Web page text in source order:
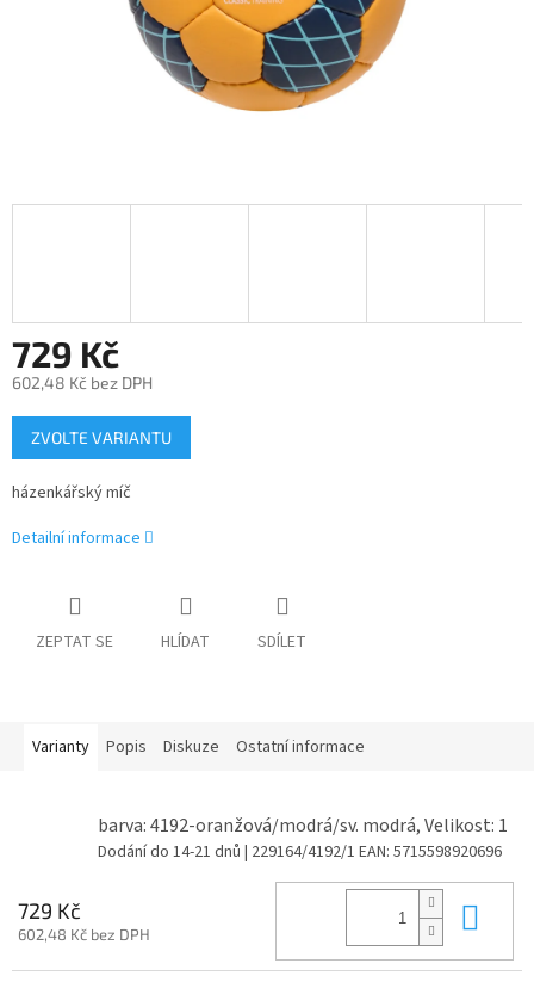
729 Kč
602,48 Kč bez DPH
Měrná
cena:
ZVOLTE VARIANTU
házenkářský míč
Detailní informace
ZEPTAT SE HLÍDAT SDÍLET
Varianty Popis Diskuze Ostatní informace
barva: 4192-oranžová/modrá/sv. modrá, Velikost: 1
Dodání do 14-21 dnů | 229164/4192/1 EAN: 5715598920696
729 Kč
602,48 Kč bez DPH